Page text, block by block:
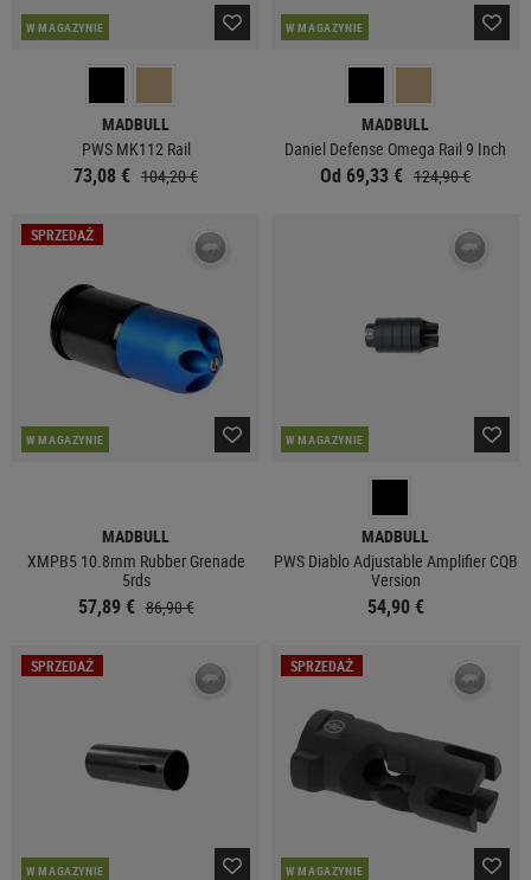
W MAGAZYNIE
MADBULL
PWS MK112 Rail
73,08 € 104,20 €
W MAGAZYNIE
MADBULL
Daniel Defense Omega Rail 9 Inch
Od 69,33 € 124,90 €
SPRZEDAŻ
W MAGAZYNIE
MADBULL
XMPB5 10.8mm Rubber Grenade
5rds
57,89 € 86,90 €
W MAGAZYNIE
MADBULL
PWS Diablo Adjustable Amplifier CQB
Version
54,90 €
SPRZEDAŻ
W MAGAZYNIE
SPRZEDAŻ
W MAGAZYNIE